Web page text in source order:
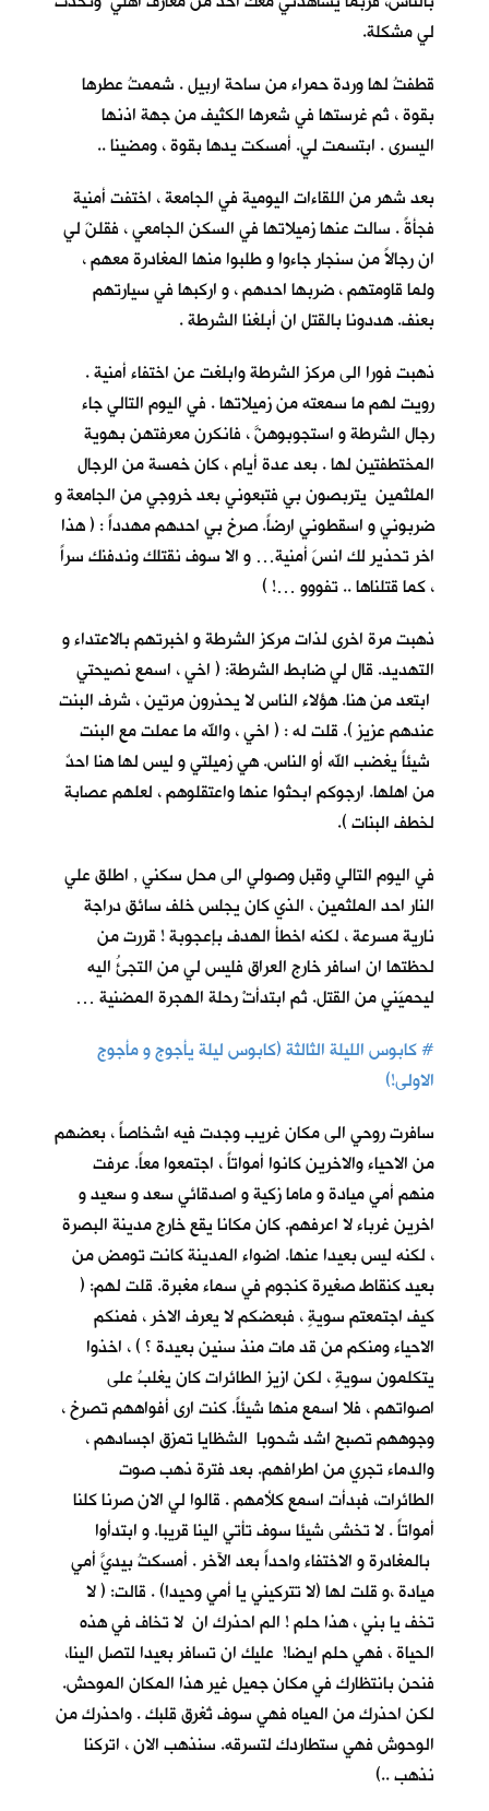
لي مشكلة.
قطفتُ لها وردة حمراء من ساحة اربيل . شممتُ عطرها
بقوة ، ثم غرستها في شعرها الكثيف من جهة اذنها
اليسرى . ابتسمت لي. أمسكت يدها بقوة ، ومضينا ..
بعد شهر من اللقاءات اليومية في الجامعة ، اختفت أمنية
فجأةً . سالت عنها زميلاتها في السكن الجامعي ، فقلنَ لي
ان رجالاً من سنجار جاءوا و طلبوا منها المغادرة معهم ،
ولما قاومتهم ، ضربها احدهم ، و اركبها في سيارتهم
بعنف. هددونا بالقتل ان أبلغنا الشرطة .
ذهبت فورا الى مركز الشرطة وابلغت عن اختفاء أمنية .
رويت لهم ما سمعته من زميلاتها . في اليوم التالي جاء
رجال الشرطة و استجوبوهنَّ ، فانكرن معرفتهن بهوية
المختطفتين لها . بعد عدة أيام ، كان خمسة من الرجال
الملثمين يتربصون بي فتبعوني بعد خروجي من الجامعة و
ضربوني و اسقطوني ارضاً. صرخ بي احدهم مهدداً : ( هذا
اخر تحذير لك انسَ أمنية… و الا سوف نقتلك وندفنك سراً
، كما قتلناها .. تفووو …! )
ذهبت مرة اخرى لذات مركز الشرطة و اخبرتهم بالاعتداء و
التهديد. قال لي ضابط الشرطة: ( اخي ، اسمع نصيحتي
ابتعد من هنا. هؤلاء الناس لا يحذرون مرتين ، شرف البنت
عندهم عزيز ). قلت له : ( اخي ، والله ما عملت مع البنت
شيئاً يغضب الله أو الناس. هي زميلتي و ليس لها هنا احدٌ
من اهلها. ارجوكم ابحثوا عنها واعتقلوهم ، لعلهم عصابة
لخطف البنات ).
في اليوم التالي وقبل وصولي الى محل سكني , اطلق علي
النار احد الملثمين ، الذي كان يجلس خلف سائق دراجة
نارية مسرعة ، لكنه اخطأ الهدف بإعجوبة ! قررت من
لحظتها ان اسافر خارج العراق فليس لي من التجئُ اليه
ليحميَني من القتل. ثم ابتدأتْ رحلة الهجرة المضنية …
#كابوس الليلة الثالثة (كابوس ليلة يأجوج و مأجوج
الاولى!)
سافرت روحي الى مكان غريب وجدت فيه اشخاصاً ، بعضهم
من الاحياء والاخرين كانوا أمواتاً ، اجتمعوا معاً. عرفت
منهم أمي ميادة و ماما زكية و اصدقائي سعد و سعيد و
اخرين غرباء لا اعرفهم. كان مكانا يقع خارج مدينة البصرة
، لكنه ليس بعيدا عنها. اضواء المدينة كانت تومض من
بعيد كنقاط صغيرة كنجوم في سماء مغبرة. قلت لهم: (
كيف اجتمعتم سويةٍ ، فبعضكم لا يعرف الاخر ، فمنكم
الاحياء ومنكم من قد مات منذ سنين بعيدة ؟ ) ، اخذوا
يتكلمون سويةٍ ، لكن ازيز الطائرات كان يغلبُ على
اصواتهم ، فلا اسمع منها شيئاً. كنت ارى أفواههم تصرخ ،
وجوههم تصبح اشد شحوبا الشظايا تمزق اجسادهم ،
والدماء تجري من اطرافهم. بعد فترة ذهب صوت
الطائرات، فبدأت اسمع كلأمهم . قالوا لي الان صرنا كلنا
أمواتاً . لا تخشى شيئا سوف تأتي الينا قريبا. و ابتدأوا
بالمغادرة و الاختفاء واحداً بعد الآخر . أمسكتُ بيديَّ أمي
ميادة ،و قلت لها (لا تتركيني يا أمي وحيدا) . قالت: ( لا
تخف يا بني ، هذا حلم ! الم احذرك ان لا تخاف في هذه
الحياة ، فهي حلم ايضا! عليك ان تسافر بعيدا لتصل الينا،
فنحن بانتظارك في مكان جميل غير هذا المكان الموحش.
لكن احذرك من المياه فهي سوف تُغرق قلبك . واحذرك من
الوحوش فهي ستطاردك لتسرقه. سنذهب الان ، اتركنا
نذهب ..)